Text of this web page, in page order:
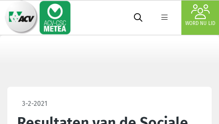
WORD NU LID
3-2-2021